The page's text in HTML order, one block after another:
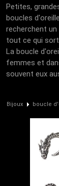
Petites,
boucles
recherchent
tout ce qui
La boucle
femmes et
souvent eux
Bijoux boucle